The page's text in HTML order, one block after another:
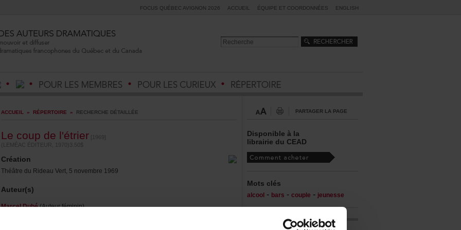
FOCUSQUÉBECAVIGNON2026 ACCUEIL ÉQUIPEETCOORDONNÉES ENGLISH
ACCUEIL » RÉPERTOIRE » RECHERCHEDÉTAILLÉE
Lecoupdel'étrier [1969]
(LEMÉACÉDITEUR,1970)3.50$
Création
ThéâtreduRideauVert,5novembre1969
Auteur(s)
MarcelDubé(Auteurféminin)
PARTAGERLAPAGE
Disponibleàla
librairieduCEAD
Motsclés
alcool- bars - couple - jeunesse